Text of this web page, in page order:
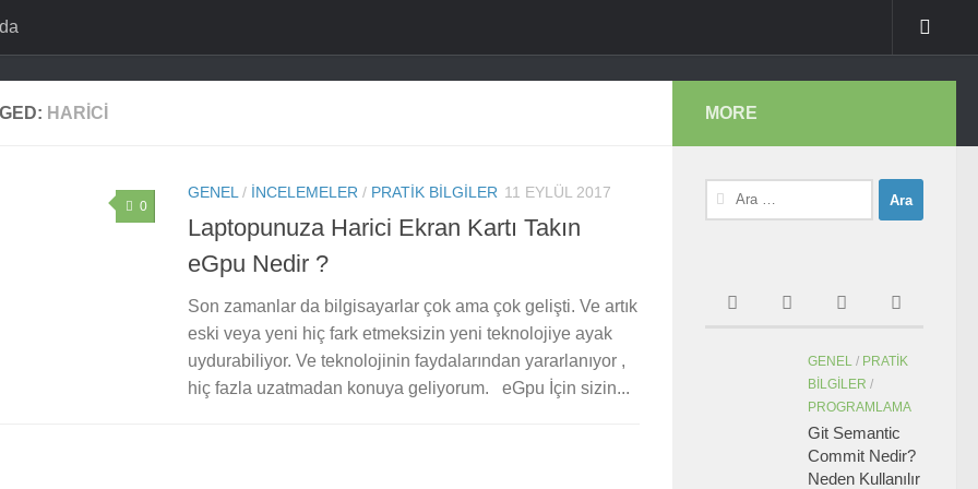
HARICI
0
GENEL / İNCELEMELER / PRATIK BILGILER 11 EYLÜL 2017
Laptopunuza Harici Ekran Kartı Takın
eGpu Nedir ?
Son zamanlar da bilgisayarlar çok ama çok gelişti. Ve artık
eski veya yeni hiç fark etmeksizin yeni teknolojiye ayak
uydurabiliyor. Ve teknolojinin faydalarından yararlanıyor ,
hiç fazla uzatmadan konuya geliyorum. eGpu İçin sizin...
MORE
Arama:
GENEL / PRATIK
BILGILER /
PROGRAMLAMA
Git Semantic
Commit Nedir?
Neden Kullanılır